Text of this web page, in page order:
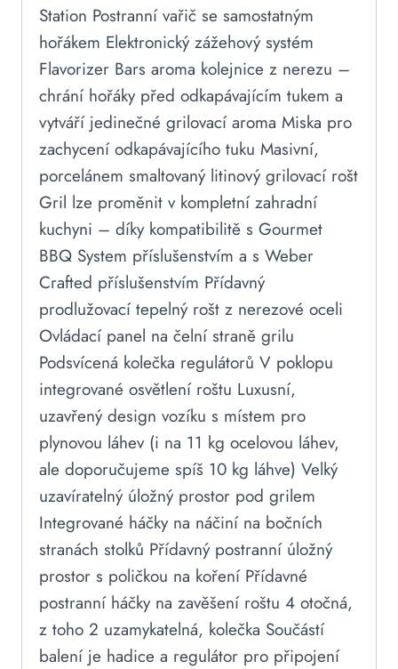
Station Postranní vařič se samostatným
hořákem Elektronický zážehový systém
Flavorizer Bars aroma kolejnice z nerezu –
chrání hořáky před odkapávajícím tukem a
vytváří jedinečné grilovací aroma Miska pro
zachycení odkapávajícího tuku Masivní,
porcelánem smaltovaný litinový grilovací rošt
Gril lze proměnit v kompletní zahradní
kuchyni – díky kompatibilitě s Gourmet
BBQ System příslušenstvím a s Weber
Crafted příslušenstvím Přídavný
prodlužovací tepelný rošt z nerezové oceli
Ovládací panel na čelní straně grilu
Podsvícená kolečka regulátorů V poklopu
integrované osvětlení roštu Luxusní,
uzavřený design vozíku s místem pro
plynovou láhev (i na 11 kg ocelovou láhev,
ale doporučujeme spíš 10 kg láhve) Velký
uzavíratelný úložný prostor pod grilem
Integrované háčky na náčiní na bočních
stranách stolků Přídavný postranní úložný
prostor s poličkou na koření Přídavné
postranní háčky na zavěšení roštu 4 otočná,
z toho 2 uzamykatelná, kolečka Součástí
balení je hadice a regulátor pro připojení